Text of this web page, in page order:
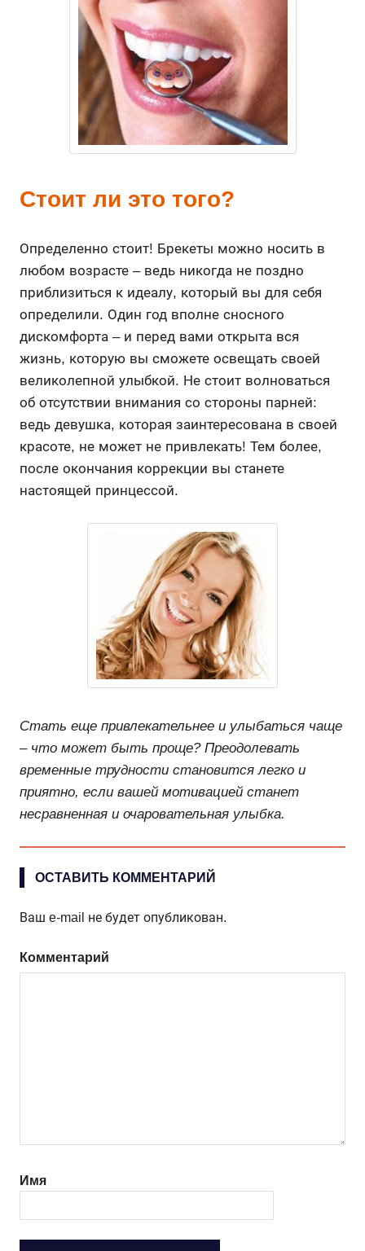
Стоит ли это того?
Определенно стоит! Брекеты можно носить в
любом возрасте – ведь никогда не поздно
приблизиться к идеалу, который вы для себя
определили. Один год вполне сносного
дискомфорта – и перед вами открыта вся
жизнь, которую вы сможете освещать своей
великолепной улыбкой. Не стоит волноваться
об отсутствии внимания со стороны парней:
ведь девушка, которая заинтересована в своей
красоте, не может не привлекать! Тем более,
после окончания коррекции вы станете
настоящей принцессой.
Стать еще привлекательнее и улыбаться чаще
– что может быть проще? Преодолевать
временные трудности становится легко и
приятно, если вашей мотивацией станет
несравненная и очаровательная улыбка.
ОСТАВИТЬ КОММЕНТАРИЙ
Ваш e-mail не будет опубликован.
Комментарий
Имя